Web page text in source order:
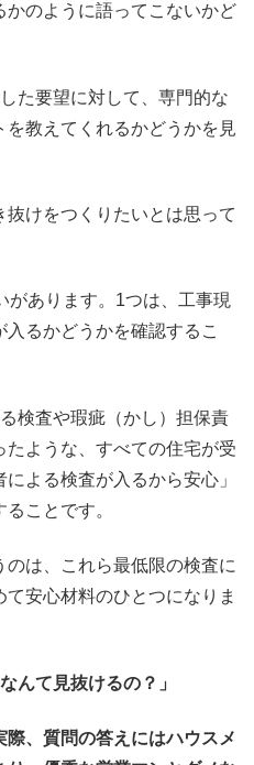
のように語ってこないかど
た要望に対して、専門的な
教えてくれるかどうかを見
けをつくりたいとは思って
があります。1つは、工事現
るかどうかを確認するこ
検査や瑕疵（かし）担保責
ような、すべての住宅が受
よる検査が入るから安心」
ことです。
は、これら最低限の検査に
安心材料のひとつになりま
んて見抜けるの？」
、質問の答えにはハウスメ